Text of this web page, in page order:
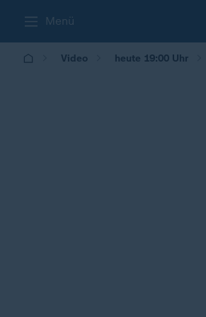
Menü
Video heute 19:00 Uhr